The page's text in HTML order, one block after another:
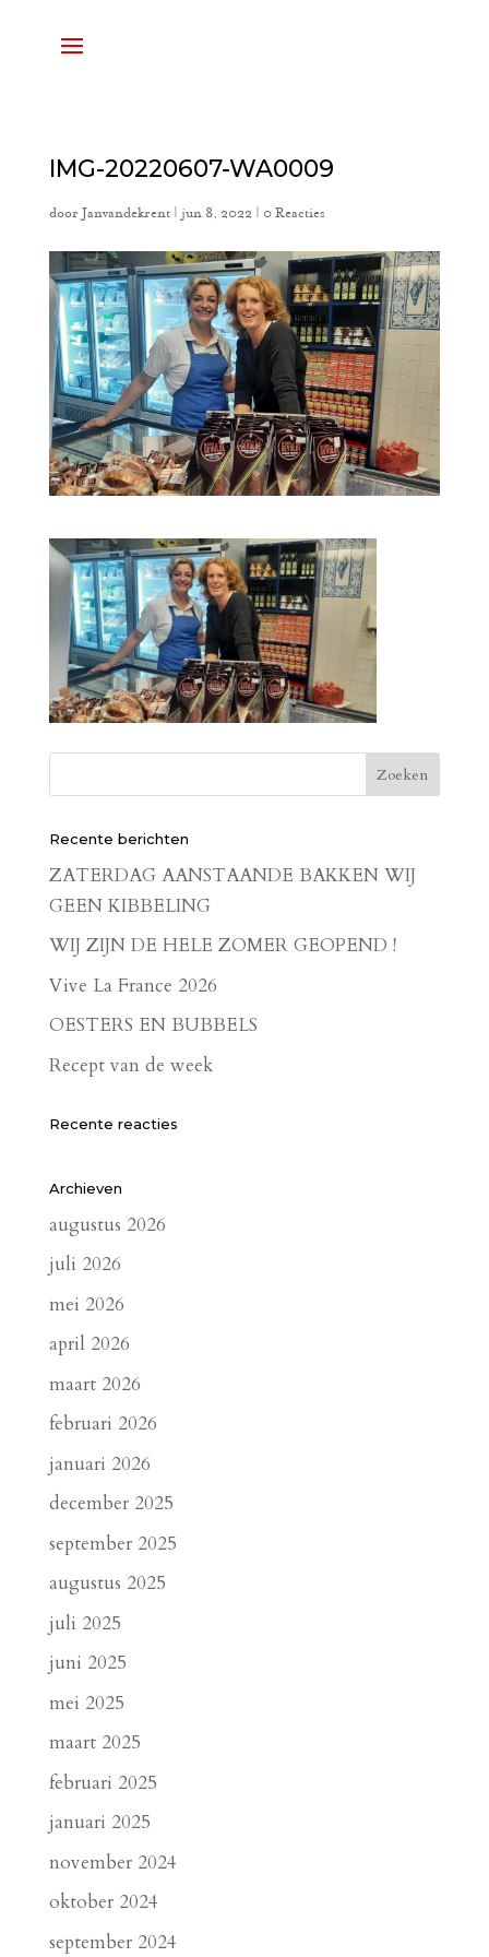
IMG-20220607-WA0009
door Janvandekrent| jun 8, 2022 0 Reacties
Recente berichten
ZATERDAG AANSTAANDE BAKKEN WIJ
GEEN KIBBELING
WIJ ZIJN DE HELE ZOMER GEOPEND !
Vive La France 2026
OESTERS EN BUBBELS
Recept van de week
Recente reacties
Archieven
augustus 2026
juli 2026
mei 2026
april 2026
maart 2026
februari 2026
januari 2026
december 2025
september 2025
augustus 2025
juli 2025
juni 2025
mei 2025
maart 2025
februari 2025
januari 2025
november 2024
oktober 2024
september 2024